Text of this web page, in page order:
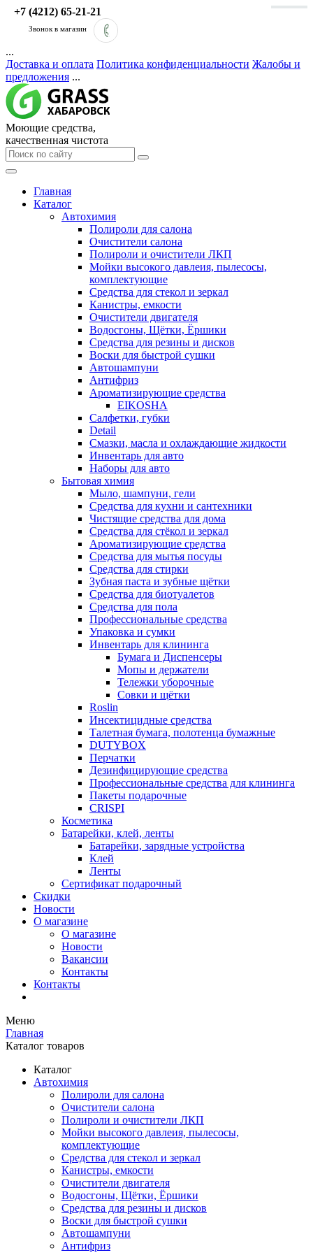
+7 (4212) 65-21-21
Звонок в магазин
...
Доставка и оплата Политика конфиденциальности Жалобы и
предложения ...
Моющие средства,
качественная чистота
Главная
Каталог
Автохимия
Полироли для салона
Очистители салона
Полироли и очистители ЛКП
Мойки высокого давлеия, пылесосы,
комплектующие
Средства для стекол и зеркал
Канистры, емкости
Очистители двигателя
Водосгоны, Щётки, Ёршики
Средства для резины и дисков
Воски для быстрой сушки
Автошампуни
Антифриз
Ароматизирующие средства
EIKOSHA
Салфетки, губки
Detail
Смазки, масла и охлаждающие жидкости
Инвентарь для авто
Наборы для авто
Бытовая химия
Мыло, шампуни, гели
Средства для кухни и сантехники
Чистящие средства для дома
Средства для стёкол и зеркал
Ароматизирующие средства
Средства для мытья посуды
Средства для стирки
Зубная паста и зубные щётки
Средства для биотуалетов
Средства для пола
Профессиональные средства
Упаковка и сумки
Инвентарь для клининга
Бумага и Диспенсеры
Мопы и держатели
Тележки уборочные
Совки и щётки
Roslin
Инсектицидные средства
Талетная бумага, полотенца бумажные
DUTYBOX
Перчатки
Дезинфицирующие средства
Профессиональные средства для клининга
Пакеты подарочные
CRISPI
Косметика
Батарейки, клей, ленты
Батарейки, зарядные устройства
Клей
Ленты
Сертификат подарочный
Скидки
Новости
О магазине
О магазине
Новости
Вакансии
Контакты
Контакты
Меню
Главная
Каталог товаров
Каталог
Автохимия
Полироли для салона
Очистители салона
Полироли и очистители ЛКП
Мойки высокого давлеия, пылесосы,
комплектующие
Средства для стекол и зеркал
Канистры, емкости
Очистители двигателя
Водосгоны, Щётки, Ёршики
Средства для резины и дисков
Воски для быстрой сушки
Автошампуни
Антифриз